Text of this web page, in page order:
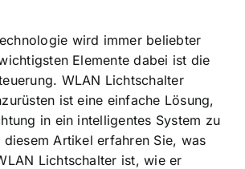
wird immer beliebter
Elemente dabei ist die
WLAN Lichtschalter
ist eine einfache Lösung,
in ein intelligentes System zu
diesem Artikel erfahren Sie, was
Lichtschalter ist, wie er